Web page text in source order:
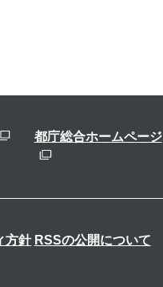
都庁総合ホームページ
方針 RSSの公開について